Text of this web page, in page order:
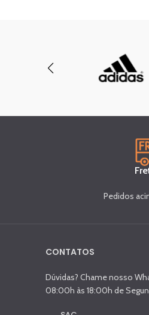
Pedidos
CONTATOS
Dúvidas? Chame nosso
08:00h às 18:00h de